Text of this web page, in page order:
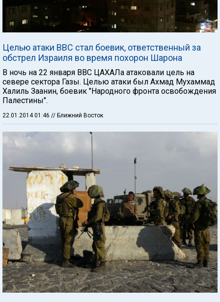
Целью атаки ВВС стал боевик, ответственный за
обстрел Израиля во время похорон Шарона
В ночь на 22 января ВВС ЦАХАЛа атаковали цель на
севере сектора Газы. Целью атаки был Ахмад Мухаммад
Халиль Заанин, боевик "Народного фронта освобождения
Палестины".
22.01.2014 01:46 // Ближний Восток